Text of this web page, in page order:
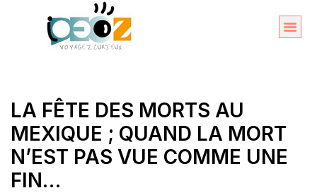
LA FÊTE DES MORTS AU
MEXIQUE ; QUAND LA MORT
N’EST PAS VUE COMME UNE
FIN…